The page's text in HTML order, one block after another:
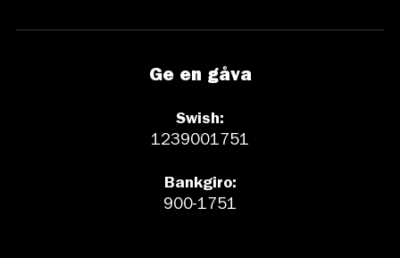
Ge en gåva
Swish:
1239001751
Bankgiro:
900-1751